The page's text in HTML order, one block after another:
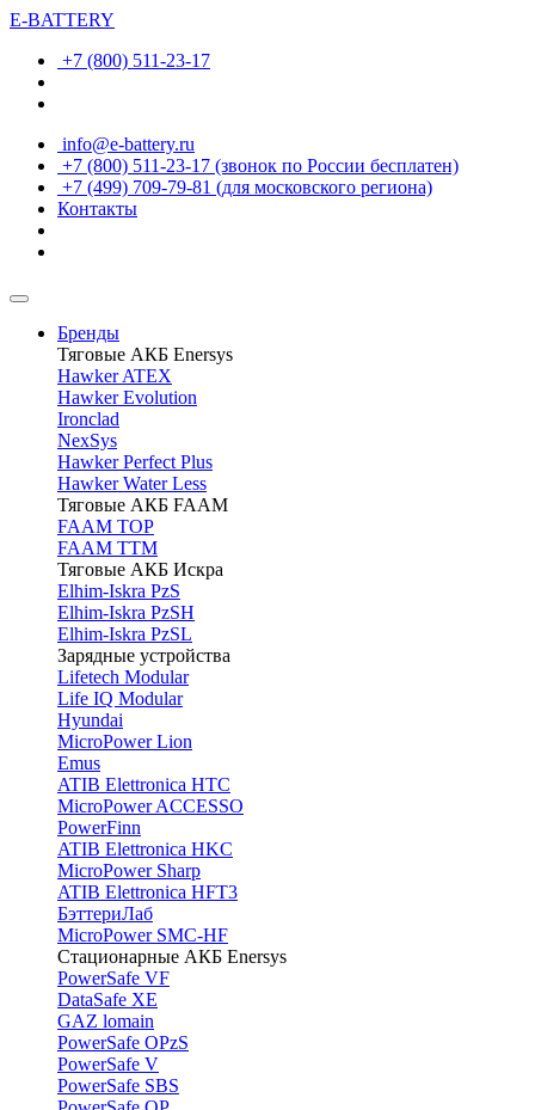
E-BATTERY
+7 (800) 511-23-17
info@e-battery.ru
+7 (800) 511-23-17 (звонок по России бесплатен)
+7 (499) 709-79-81 (для московского региона)
Контакты
Бренды
Тяговые АКБ Enersys
Hawker ATEX
Hawker Evolution
Ironclad
NexSys
Hawker Perfect Plus
Hawker Water Less
Тяговые АКБ FAAM
FAAM TOP
FAAM TTM
Тяговые АКБ Искра
Elhim-Iskra PzS
Elhim-Iskra PzSH
Elhim-Iskra PzSL
Зарядные устройства
Lifetech Modular
Life IQ Modular
Hyundai
MicroPower Lion
Emus
ATIB Elettronica HTC
MicroPower ACCESSO
PowerFinn
ATIB Elettronica HKC
MicroPower Sharp
ATIB Elettronica HFT3
БэттериЛаб
MicroPower SMC-HF
Стационарные АКБ Enersys
PowerSafe VF
DataSafe XE
GAZ lomain
PowerSafe OPzS
PowerSafe V
PоwerSafe SBS